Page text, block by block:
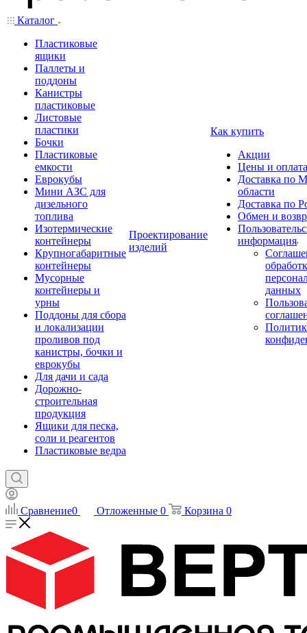
Каталог
Пластиковые
ящики
Паллеты и
поддоны
Канистры
пластиковые
Листовые
пластики
Бочки
Пластиковые
емкости
Еврокубы
Мини АЗС для
дизельного
топлива
Изотермические
контейнеры
Крупногабаритные
контейнеры
Мусорные
контейнеры и
урны
Поддоны для сбора
и локализации
проливов под
канистры, бочки и
еврокубы
Для дачи и сада
Дорожно-
строительная
продукция
Ящики для песка,
соли и реагентов
Пластиковые ведра
Проектирование
изделий
Как купить
Акции
Цены и оплата
Доставка по
области
Доставка по
Обмен и
информация
данных
Сравнение0 Отложенные 0 Корзина 0